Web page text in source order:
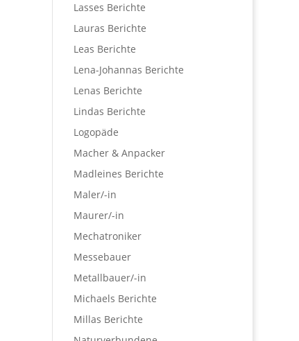
Lasses Berichte
Lauras Berichte
Leas Berichte
Lena-Johannas Berichte
Lenas Berichte
Lindas Berichte
Logopäde
Macher & Anpacker
Madleines Berichte
Maler/-in
Maurer/-in
Mechatroniker
Messebauer
Metallbauer/-in
Michaels Berichte
Millas Berichte